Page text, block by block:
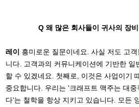
Q 왜 많은 회사들이 귀사의 장
레이
흥미로운 질문이네요. 사실 저도 고
니다. 고객과의 커뮤니케이션에 기반한 일
할 수 있겠네요. 첫째로, 이것은 사업이기
중요합니다. 우리는 '크래프트 맥주는 대
다'는 철학을 항상 지키고 있습니다. 모든